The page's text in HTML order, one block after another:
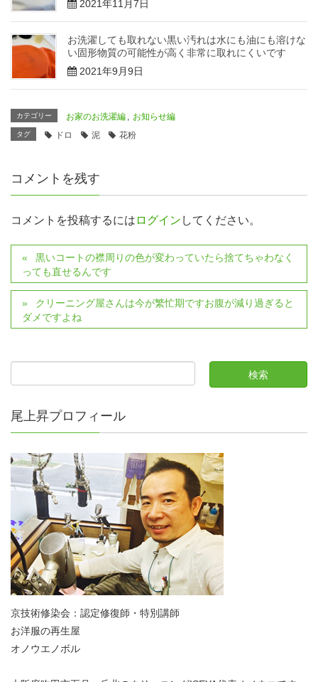
2021年11月7日
お洗濯しても取れない黒い汚れは水にも油にも溶けな
い固形物質の可能性が高く非常に取れにくいです
2021年9月9日
カテゴリー お家のお洗濯編 お知らせ編
タグ ドロ 泥 花粉
コメントを残す
コメントを投稿するには ログイン してください。
黒いコートの襟周りの色が変わっていたら捨てちゃわなく
っても直せるんです
クリーニング屋さんは今が繁忙期ですお腹が減り過ぎると
ダメですよね
尾上昇プロフィール
京技術修染会：認定修復師・特別講師
お洋服の再生屋
オノウエノボル